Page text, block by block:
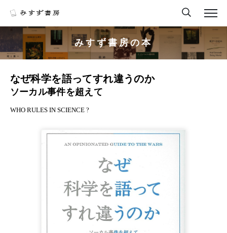
みすず書房の本
なぜ科学を語ってすれ違うのか
ソーカル事件を超えて
WHO RULES IN SCIENCE ?